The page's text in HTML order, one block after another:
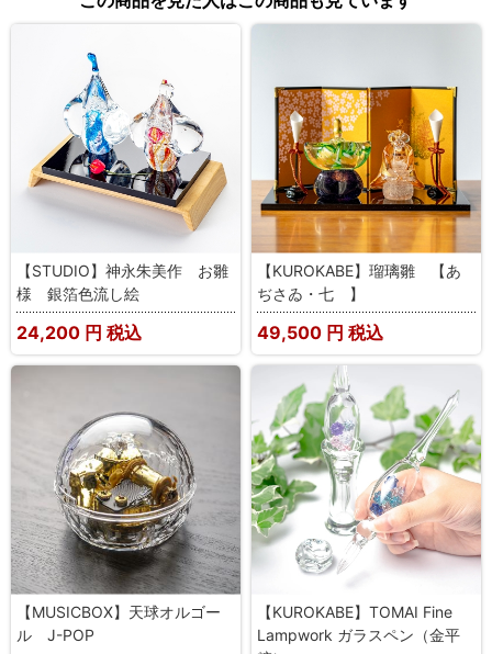
【STUDIO】神永朱美作 お雛
様 銀箔色流し絵
24,200 円 税込
【KUROKABE】瑠璃雛 【あ
ぢさゐ・七 】
49,500 円 税込
【MUSICBOX】天球オルゴー
ル J-POP
【KUROKABE】TOMAI Fine
Lampwork ガラスペン（金平